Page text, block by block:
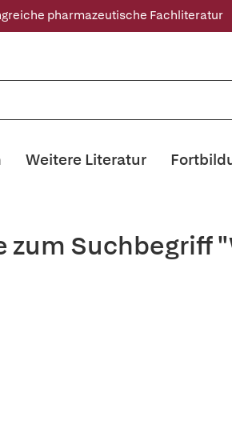
pharmazeutische Fachliteratur
Weitere Literatur
zum Suchbegriff